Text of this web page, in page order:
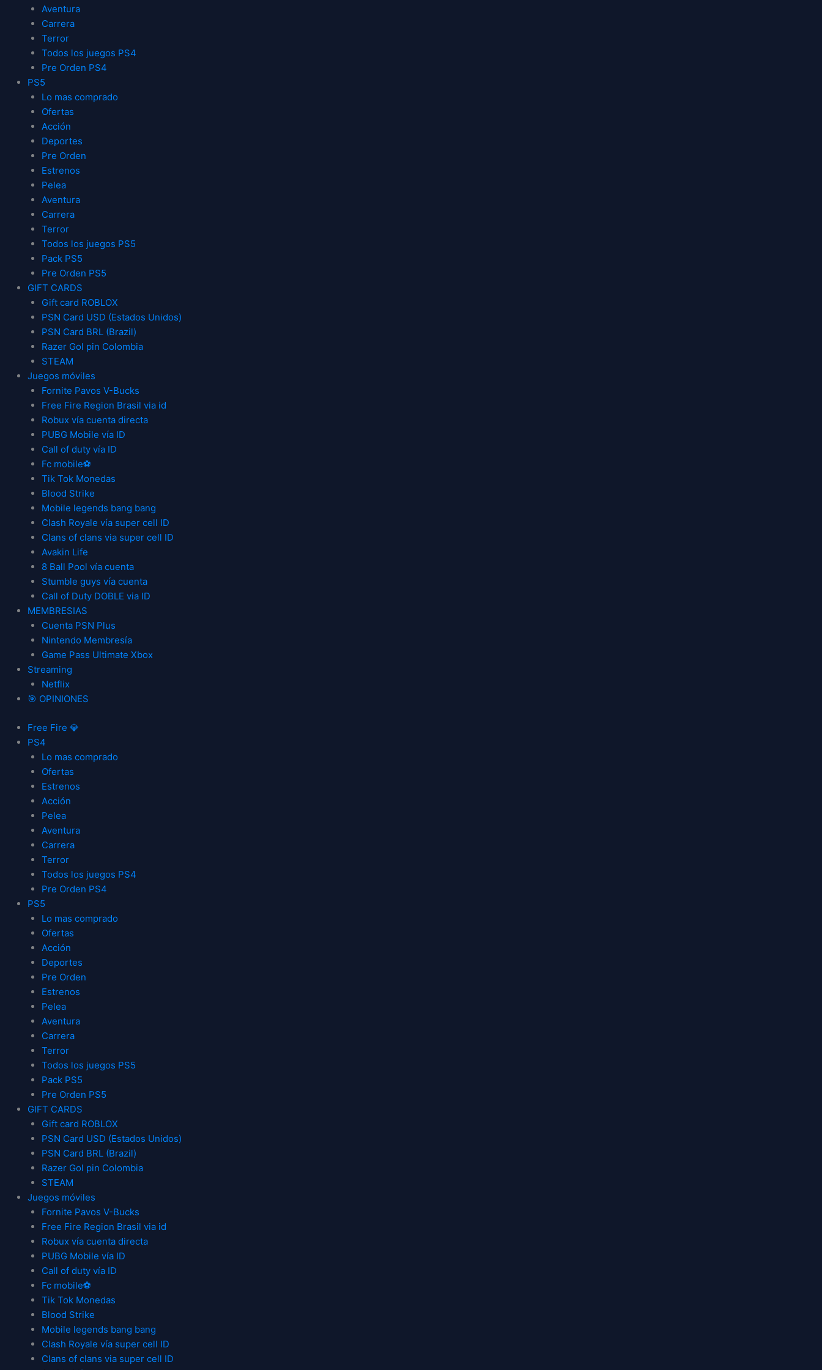
Aventura
Carrera
Terror
Todos los juegos PS4
Pre Orden PS4
PS5
Lo mas comprado
Ofertas
Acción
Deportes
Pre Orden
Estrenos
Pelea
Aventura
Carrera
Terror
Todos los juegos PS5
Pack PS5
Pre Orden PS5
GIFT CARDS
Gift card ROBLOX
PSN Card USD (Estados Unidos)
PSN Card BRL (Brazil)
Razer Gol pin Colombia
STEAM
Juegos móviles
Fornite Pavos V-Bucks
Free Fire Region Brasil via id
Robux vía cuenta directa
PUBG Mobile vía ID
Call of duty vía ID
Fc mobile⚽
Tik Tok Monedas
Blood Strike
Mobile legends bang bang
Clash Royale vía super cell ID
Clans of clans via super cell ID
Avakin Life
8 Ball Pool vía cuenta
Stumble guys vía cuenta
Call of Duty DOBLE via ID
MEMBRESIAS
Cuenta PSN Plus
Nintendo Membresía
Game Pass Ultimate Xbox
Streaming
Netflix
🎯 OPINIONES
Free Fire 💎
PS4
Lo mas comprado
Ofertas
Estrenos
Acción
Pelea
Aventura
Carrera
Terror
Todos los juegos PS4
Pre Orden PS4
PS5
Lo mas comprado
Ofertas
Acción
Deportes
Pre Orden
Estrenos
Pelea
Aventura
Carrera
Terror
Todos los juegos PS5
Pack PS5
Pre Orden PS5
GIFT CARDS
Gift card ROBLOX
PSN Card USD (Estados Unidos)
PSN Card BRL (Brazil)
Razer Gol pin Colombia
STEAM
Juegos móviles
Fornite Pavos V-Bucks
Free Fire Region Brasil via id
Robux vía cuenta directa
PUBG Mobile vía ID
Call of duty vía ID
Fc mobile⚽
Tik Tok Monedas
Blood Strike
Mobile legends bang bang
Clash Royale vía super cell ID
Clans of clans via super cell ID